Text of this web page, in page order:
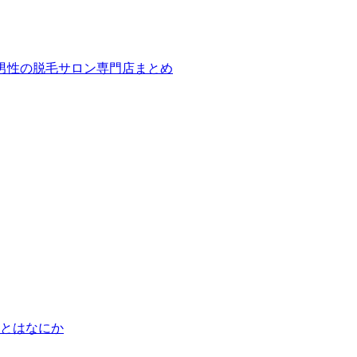
性の脱毛サロン専門店まとめ
はなにか